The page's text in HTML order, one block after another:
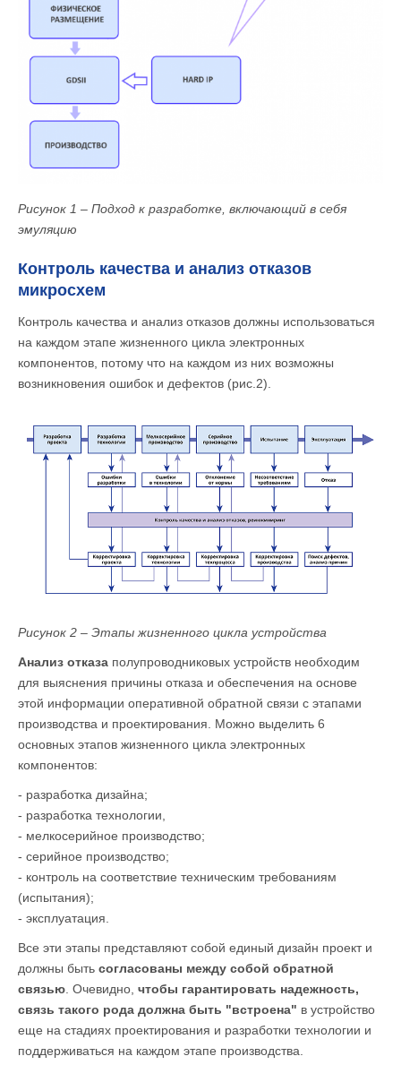
Рисунок 1 – Подход к разработке, включающий в себя
эмуляцию
Контроль качества и анализ отказов
микросхем
Контроль качества и анализ отказов должны использоваться
на каждом этапе жизненного цикла электронных
компонентов, потому что на каждом из них возможны
возникновения ошибок и дефектов (рис.2).
Рисунок 2 – Этапы жизненного цикла устройства
Анализ отказа полупроводниковых устройств необходим
для выяснения причины отказа и обеспечения на основе
этой информации оперативной обратной связи с этапами
производства и проектирования. Можно выделить 6
основных этапов жизненного цикла электронных
компонентов:
- разработка дизайна;
- разработка технологии,
- мелкосерийное производство;
- серийное производство;
- контроль на соответствие техническим требованиям
(испытания);
- эксплуатация.
Все эти этапы представляют собой единый дизайн проект и
должны быть согласованы между собой обратной
связью. Очевидно, чтобы гарантировать надежность,
связь такого рода должна быть "встроена" в устройство
еще на стадиях проектирования и разработки технологии и
поддерживаться на каждом этапе производства.